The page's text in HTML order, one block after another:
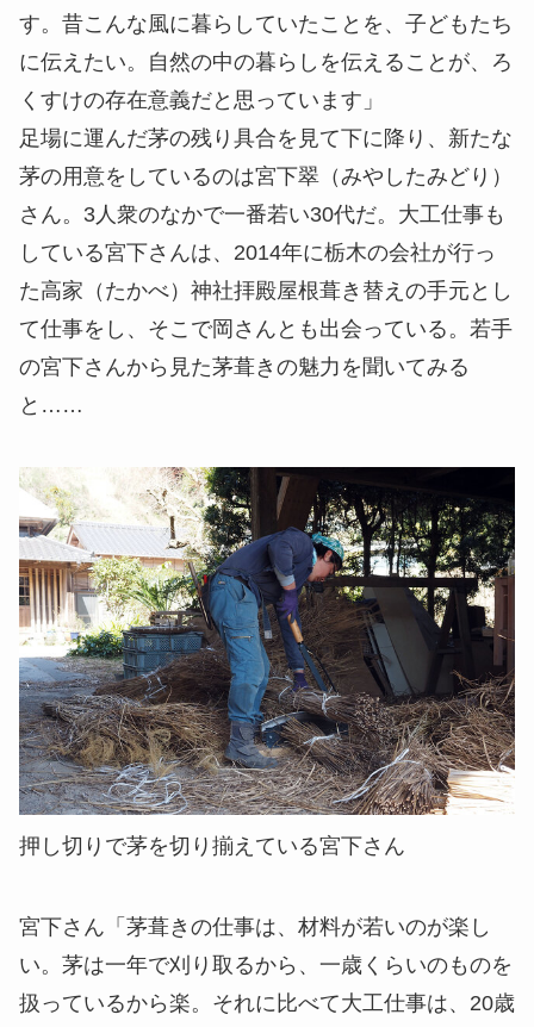
す。 昔こんな風に暮らしていたことを、子どもたち
に伝えたい。 自然の中の暮らしを伝えることが、ろ
くすけの存在意義だと思っています」
足場に運んだ茅の残り具合を見て下に降り、新たな
茅の用意をしているのは宮下翠（みやしたみどり）
さん。3人衆のなかで一番若い30代だ。大工仕事も
している宮下さんは、2014年に栃木の会社が行っ
た高家（たかべ）神社拝殿屋根葺き替えの手元とし
て仕事をし、そこで岡さんとも出会っている。若手
の宮下さんから見た茅葺きの魅力を聞いてみる
と……
押し切りで茅を切り揃えている宮下さん
宮下さん 「茅葺きの仕事は、材料が若いのが楽し
い。茅は一年で刈り取るから、一歳くらいのものを
扱っているから楽。それに比べて大工仕事は、20歳